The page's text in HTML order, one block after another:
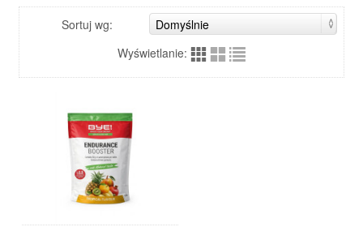
Sortuj wg:
Wyświetlanie: